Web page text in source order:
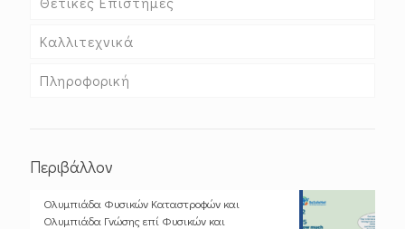
Καλλιτεχνικά
Πληροφορική
Περιβάλλον
Ολυμπιάδα Φυσικών Καταστροφών και
Ολυμπιάδα Γνώσης επί Φυσικών και